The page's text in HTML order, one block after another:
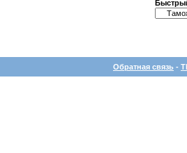
Обратная связь -